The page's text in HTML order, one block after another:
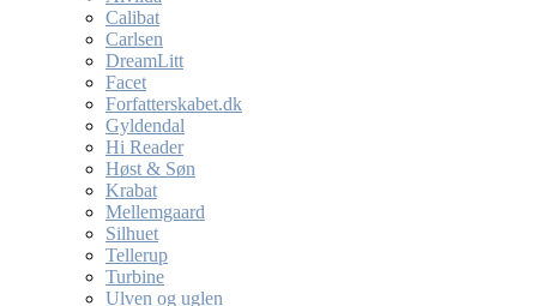
Calibat
Carlsen
DreamLitt
Facet
Forfatterskabet.dk
Gyldendal
Hi Reader
Høst & Søn
Krabat
Mellemgaard
Silhuet
Tellerup
Turbine
Ulven og uglen